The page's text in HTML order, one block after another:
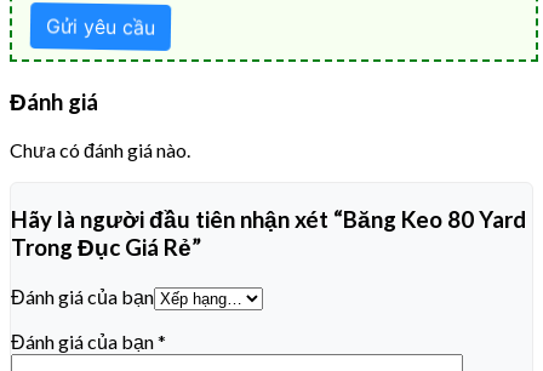
Đánh giá
Chưa có đánh giá nào.
Hãy là người đầu tiên nhận xét “Băng Keo 80 Yard
Trong Đục Giá Rẻ”
Đánh giá của bạn
Đánh giá của bạn*